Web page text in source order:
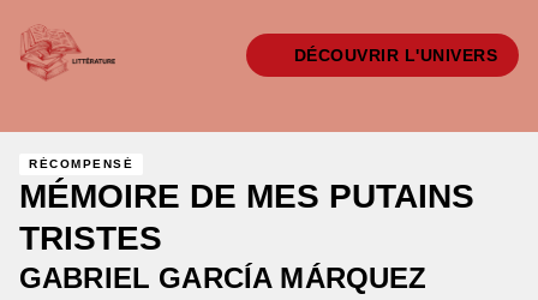
DÉCOUVRIR L'UNIVERS
RÉCOMPENSÉ
MÉMOIRE DE MES PUTAINS
TRISTES
GABRIEL GARCÍA MÁRQUEZ